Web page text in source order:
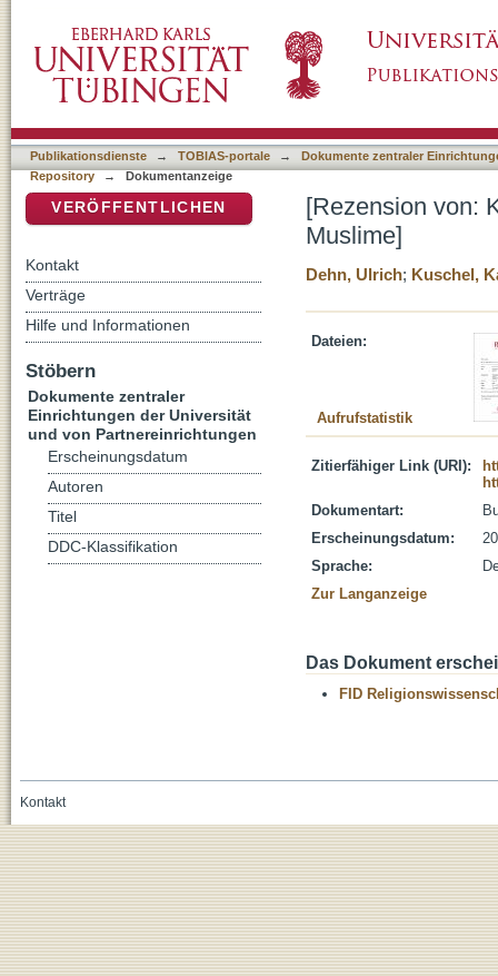
Publikationsdienste → TOBIAS-portale →
Dokumente zentraler
Repository
→ Dokumentanzeige
[Rezension von:
Muslime]
Dehn, Ulrich; Kuschel,
Dateien:
Aufrufstatistik
Zitierfähiger Link (URI):
Dokumentart:
Erscheinungsdatum:
Sprache:
Zur Langanzeige
Das Dokument
FID
VERÖFFENTLICHEN
Kontakt
Verträge
Hilfe und Informationen
Stöbern
Dokumente zentraler
Einrichtungen der Universität
und von Partnereinrichtungen
Erscheinungsdatum
Autoren
Titel
DDC-Klassifikation
Kontakt